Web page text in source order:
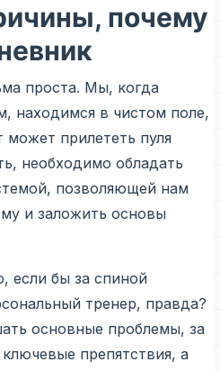
почему
проста. Мы, когда
находимся в чистом поле,
прилететь пуля
необходимо обладать
позволяющей нам
и заложить основы
если бы за спиной
тренер, правда?
основные проблемы, за
препятствия, а